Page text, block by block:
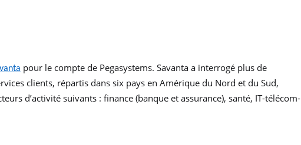
pour le compte de Pegasystems. Savanta a interrogé plus de
clients, répartis dans six pays en Amérique du Nord et du Sud,
d’activité suivants : finance (banque et assurance), santé, IT-télécom-